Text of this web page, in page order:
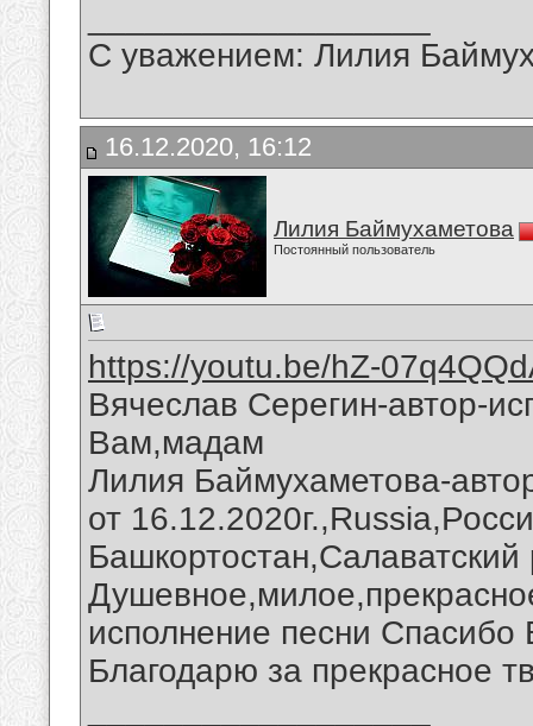
С уважением: Лилия
16.12.2020, 16:12
Лилия Баймухаметова
Постоянный пользователь
https://youtu.be/hZ-
Вячеслав Серегин-автор-
Вам,мадам
Лилия Баймухаметова-
от
исполнение песни
Благодарю за прекрасное